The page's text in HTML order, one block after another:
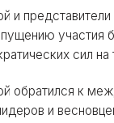
и
участия
сил на
обратился к
и